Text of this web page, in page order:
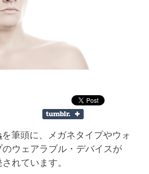
を筆頭に、メガネタイプやウォ
のウェアラブル・デバイスが
れています。